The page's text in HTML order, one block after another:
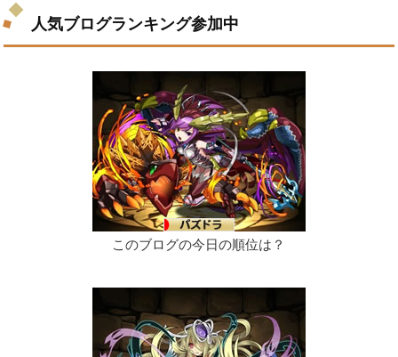
人気ブログランキング参加中
このブログの今日の順位は？